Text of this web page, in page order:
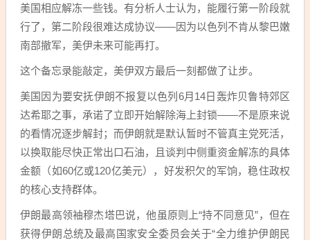
美国相应解冻一些钱。有分析人士认为，能履行第一阶段就
行了，第二阶段很难达成协议——因为以色列不肯从黎巴嫩
南部撤军，美伊未来可能再打。
这个备忘录能敲定，美伊双方最后一刻都做了让步。
美国因为要安抚伊朗不报复以色列6月14日轰炸贝鲁特郊区
达希耶之事，承诺了立即开始解除海上封锁——不是原来说
的看情况逐步解封；而伊朗就是默认暂时不管真主党死活，
以换取能尽快正常出口石油，且谈判中侧重资金解冻的具体
金额（如60亿或120亿美元），好发积欠的军饷，稳住政权
的核心支持群体。
伊朗最高领袖穆杰塔巴说，他虽原则上“持不同意见”，但在
获得伊朗总统及最高国家安全委员会关于“全力维护伊朗民